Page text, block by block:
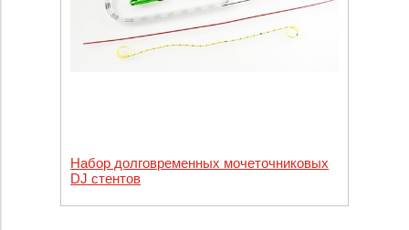
Набор долговременных мочеточниковых
DJ стентов